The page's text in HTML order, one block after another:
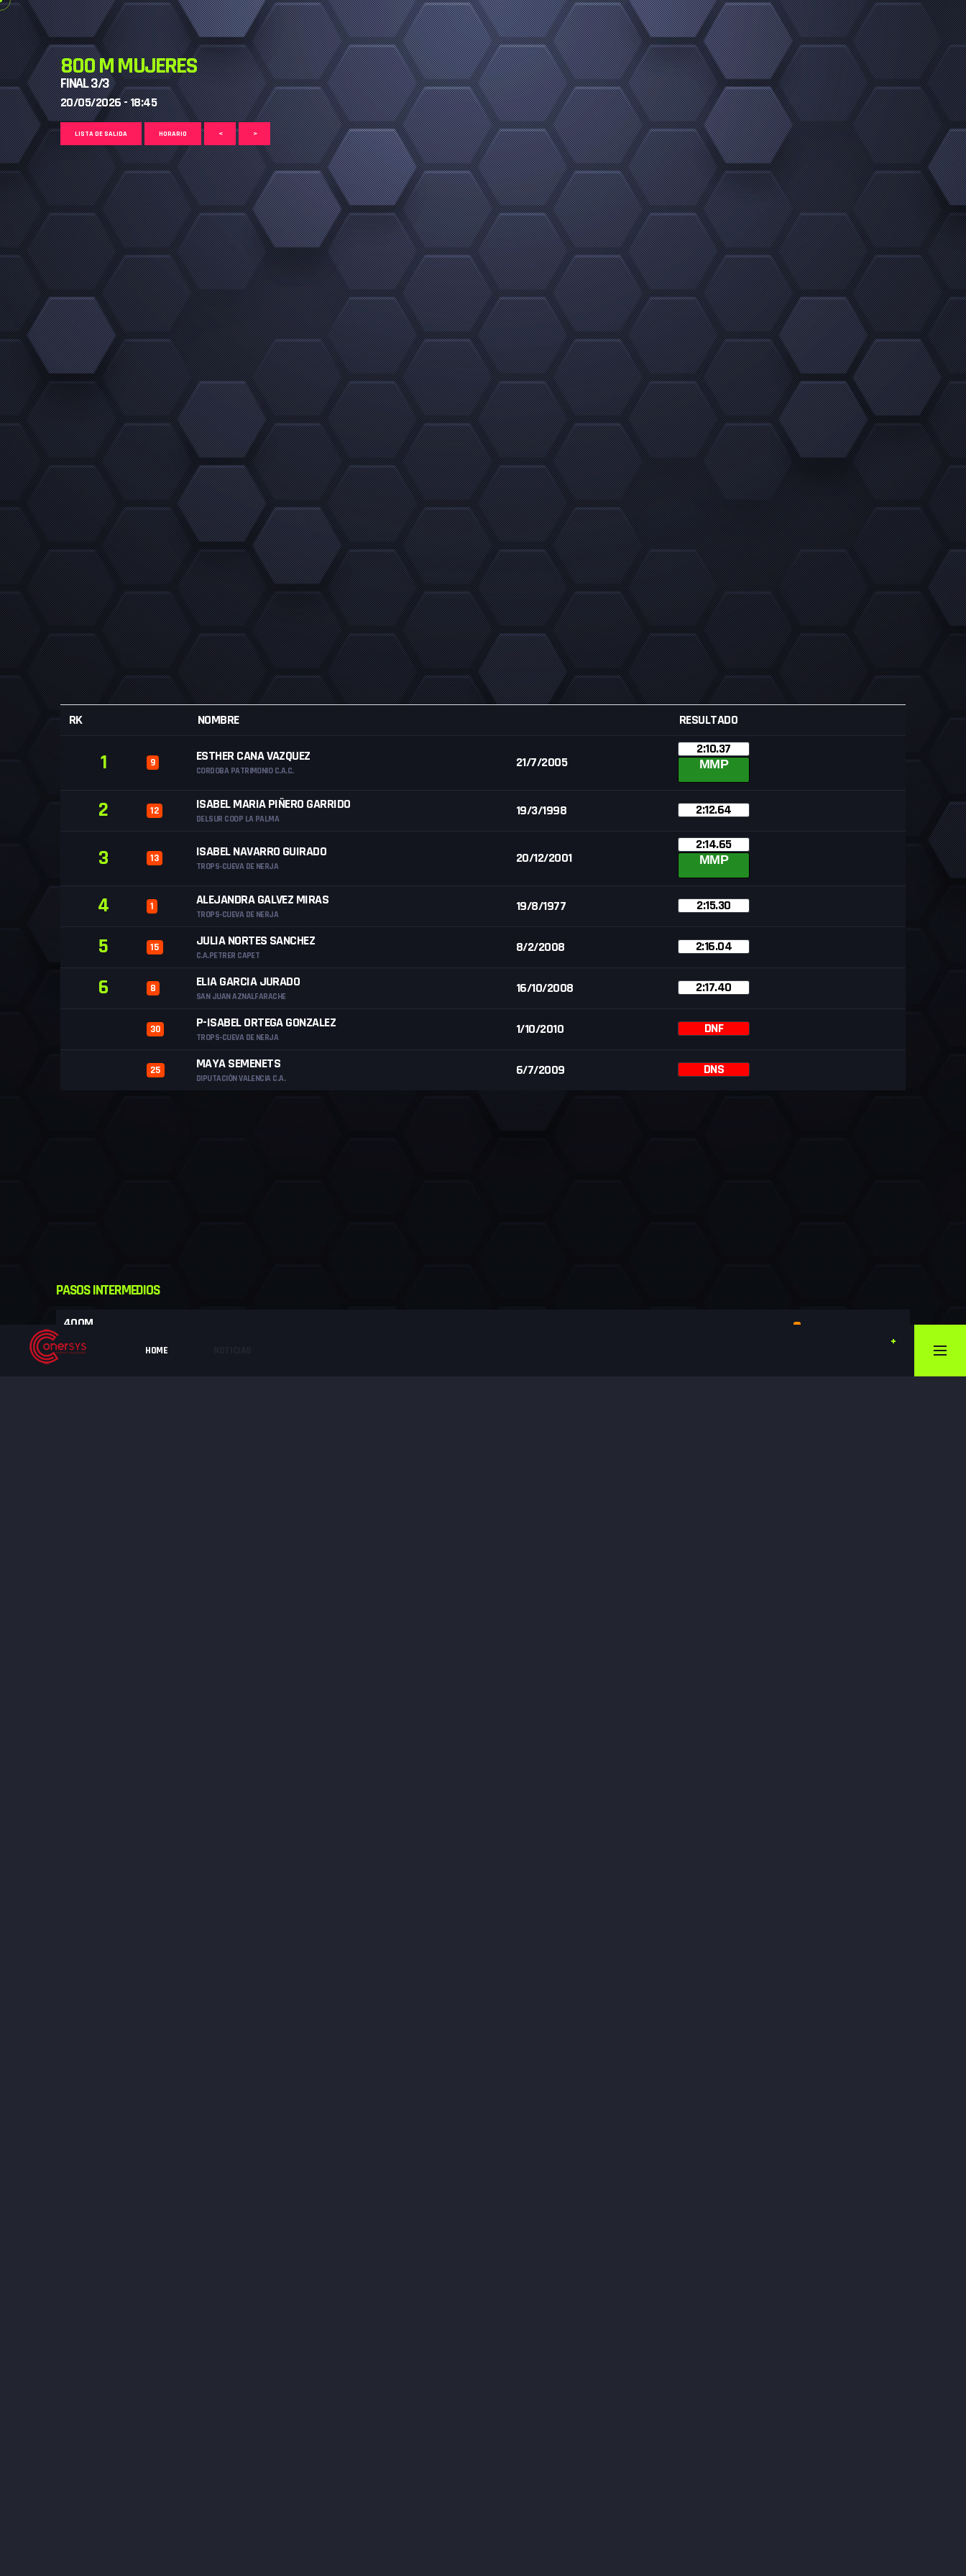
HOME
800 M MUJERES
FINAL 3/3
20/05/2026 - 18:45
LISTA DE SALIDA HORARIO < >
RK NOMBRE RESULTADO
1 9 ESTHER CANA VAZQUEZ
CORDOBA PATRIMONIO C.A.C.
21/7/2005
2:10.37
MMP
2 12 ISABEL MARIA PIÑERO GARRIDO
DELSUR COOP LA PALMA
19/3/1998 2:12.64
3 13 ISABEL NAVARRO GUIRADO
TROPS-CUEVA DE NERJA
20/12/2001
2:14.65
MMP
4 1 ALEJANDRA GALVEZ MIRAS
TROPS-CUEVA DE NERJA
19/8/1977 2:15.30
5 15 JULIA NORTES SANCHEZ
C.A.PETRER CAPET
8/2/2008 2:16.04
6 8 ELIA GARCIA JURADO
SAN JUAN AZNALFARACHE
16/10/2008 2:17.40
30 P-ISABEL ORTEGA GONZALEZ
TROPS-CUEVA DE NERJA
1/10/2010 DNF
25 MAYA SEMENETS
DIPUTACIÓN VALENCIA C.A.
6/7/2009 DNS
PASOS INTERMEDIOS
400M